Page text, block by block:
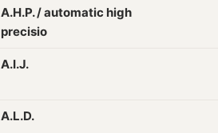
A.H.P. / automatic high
precisio
A.I.J.
A.L.D.